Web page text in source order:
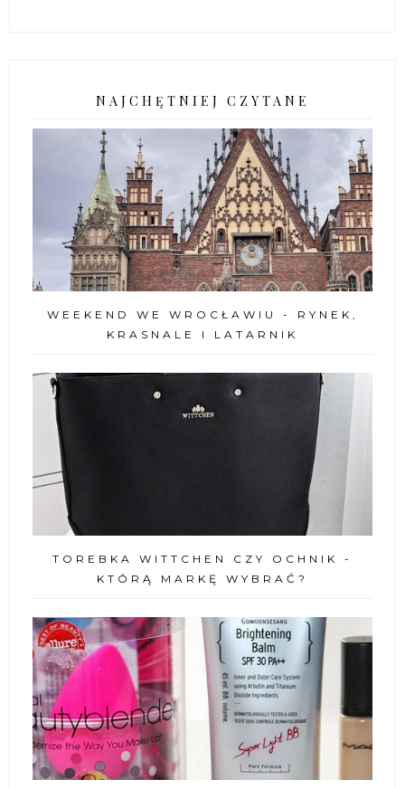
NAJCHĘTNIEJ CZYTANE
WEEKEND WE WROCŁAWIU - RYNEK,
KRASNALE I LATARNIK
TOREBKA WITTCHEN CZY OCHNIK -
KTÓRĄ MARKĘ WYBRAĆ?